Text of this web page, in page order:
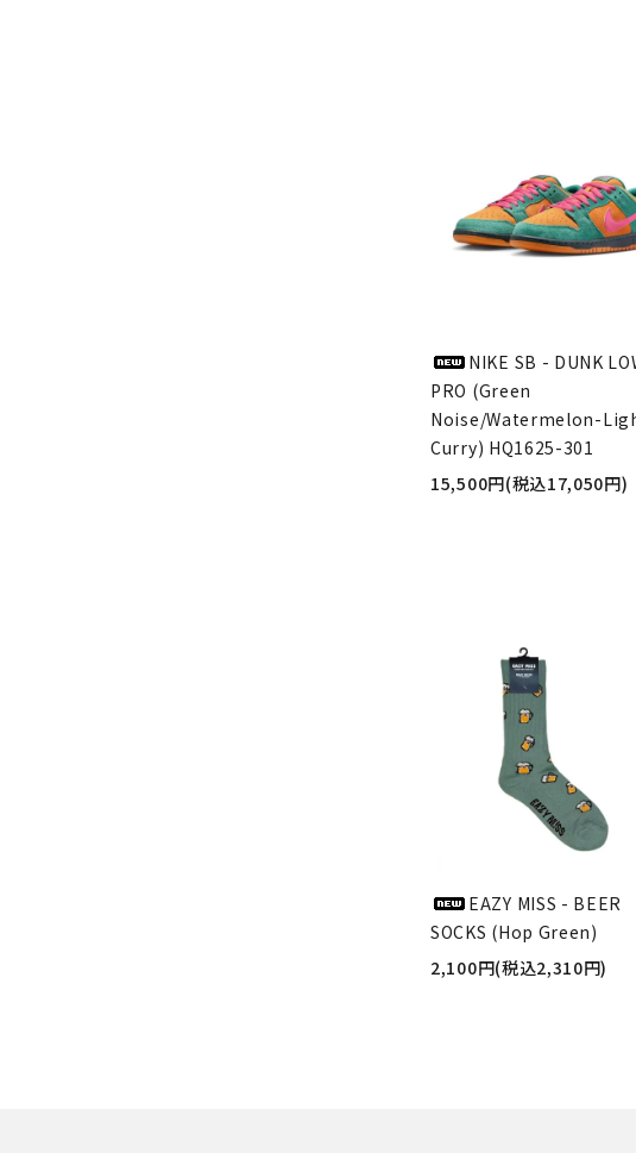
NIKE SB - DUNK
PRO (Green
Noise/Watermelon-
Curry) HQ1625-301
15,500円(税込17,050円)
EAZY MISS - BEER
SOCKS (Hop Green)
2,100円(税込2,310円)